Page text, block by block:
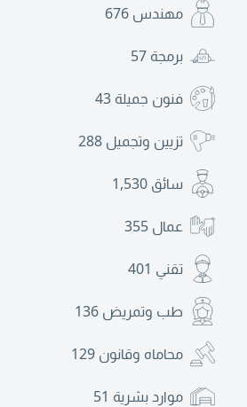
مهندس 676
برمجة 57
فنون جميلة 43
تزيين وتجميل 288
سائق 1,530
عمال 355
تقني 401
طب وتمريض 136
محاماه وقانون 129
موارد بشرية 51